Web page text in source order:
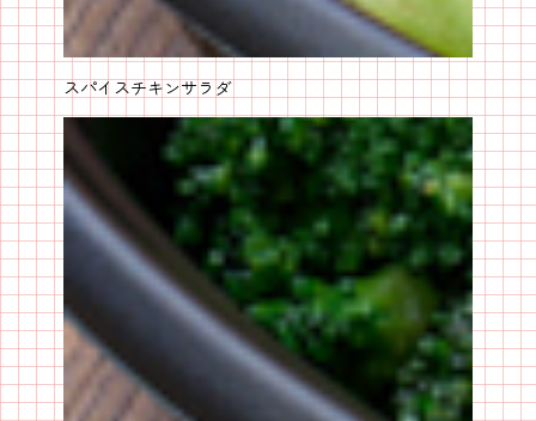
スパイスチキンサラダ